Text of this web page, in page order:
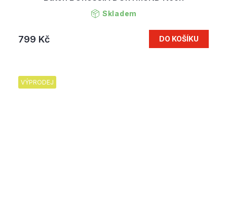
Skladem
799 Kč DO KOŠÍKU
VÝPRODEJ